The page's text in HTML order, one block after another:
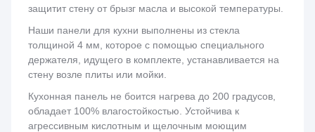
защитит стену от брызг масла и высокой температуры.
Наши панели для кухни выполнены из стекла
толщиной 4 мм, которое с помощью специального
держателя, идущего в комплекте, устанавливается на
стену возле плиты или мойки.
Кухонная панель не боится нагрева до 200 градусов,
обладает 100% влагостойкостью. Устойчива к
агрессивным кислотным и щелочным моющим